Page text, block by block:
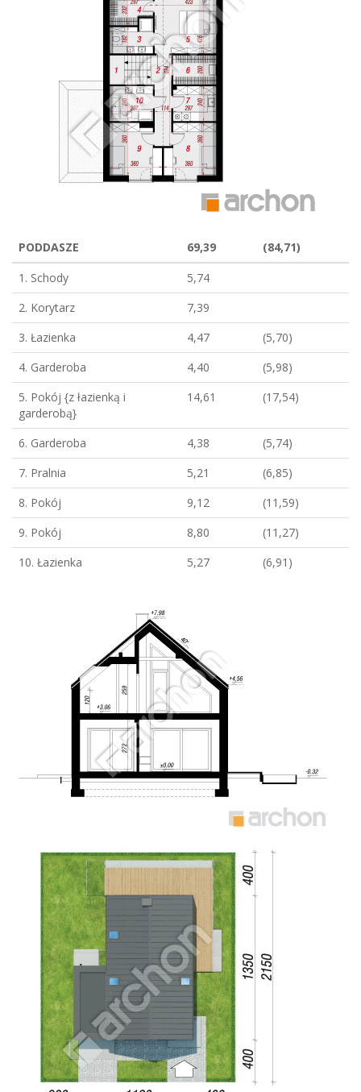
PODDASZE 69,39
(84,71)
1. Schody
5,74
2. Korytarz
7,39
3. Łazienka
4,47
(5,70)
4. Garderoba
4,40
(5,98)
5. Pokój {z łazienką i
garderobą}
14,61 (17,54)
6. Garderoba 4,38
(5,74)
7. Pralnia
5,21
(6,85)
8. Pokój
9,12
(11,59)
9. Pokój
8,80
(11,27)
10. Łazienka
5,27 (6,91)